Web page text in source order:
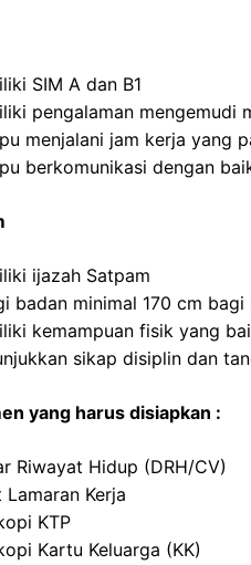
SIM A dan B1
pengalaman mengemudi
menjalani jam kerja yang
berkomunikasi dengan
ijazah Satpam
badan minimal 170 cm
kemampuan fisik yang
sikap disiplin dan
yang harus disiapkan :
Riwayat Hidup (DRH/CV)
Lamaran Kerja
KTP
Kartu Keluarga (KK)